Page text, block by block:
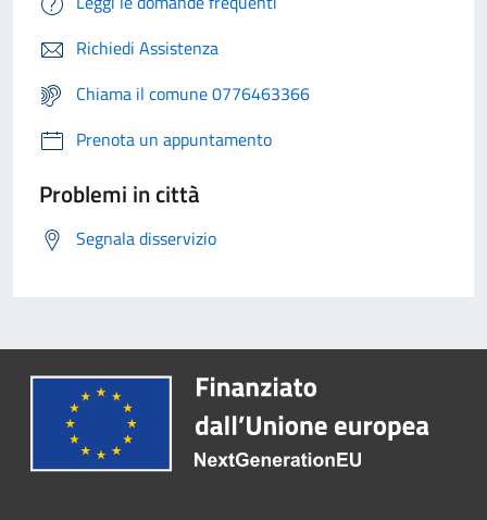
Richiedi Assistenza
Chiama il comune 0776463366
Prenota un appuntamento
Problemi in città
Segnala disservizio